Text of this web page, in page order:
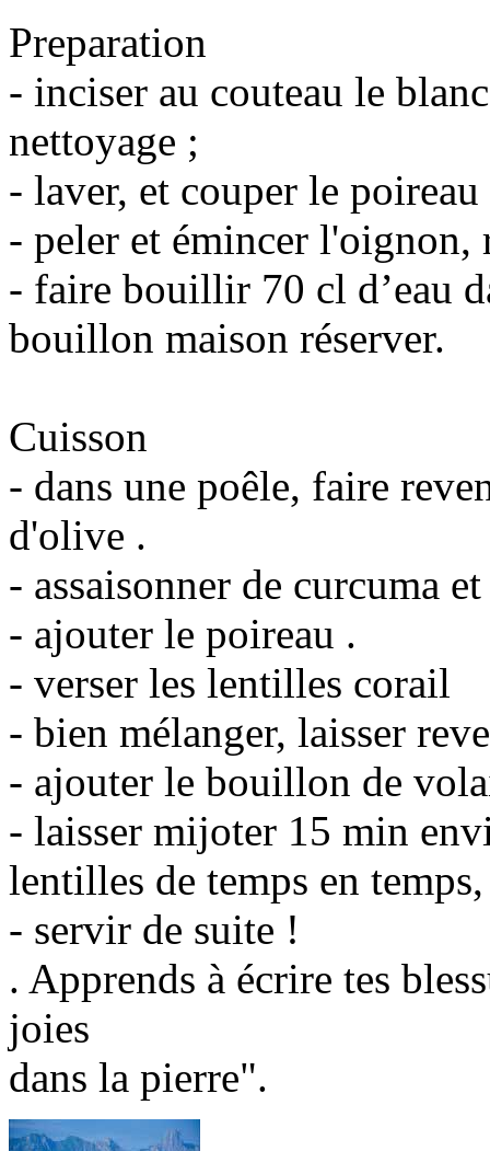
Preparation
- inciser au couteau le
nettoyage ;
- laver, et couper le
- peler et émincer l'oignon,
- faire bouillir 70 cl d’eau
bouillon maison réserver.
Cuisson
- dans une poêle, faire
d'olive .
- assaisonner de curcuma
- ajouter le poireau .
- verser les lentilles corail
- bien mélanger, laisser
- ajouter le bouillon de
- laisser mijoter 15 min
lentilles de temps en
- servir de suite !
. Apprends à écrire tes
joies
dans la pierre".